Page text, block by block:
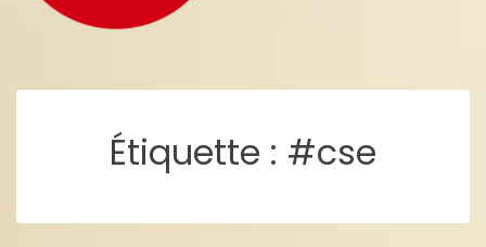
Étiquette : #cse